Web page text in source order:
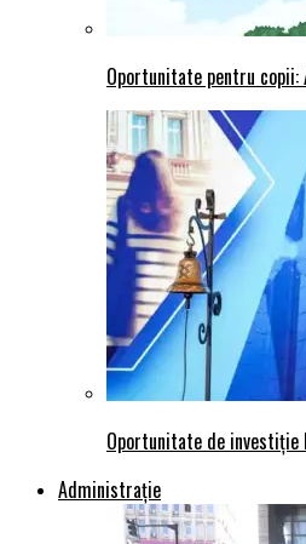
Oportunitate pentru
Oportunitate de investiție
Administraţie